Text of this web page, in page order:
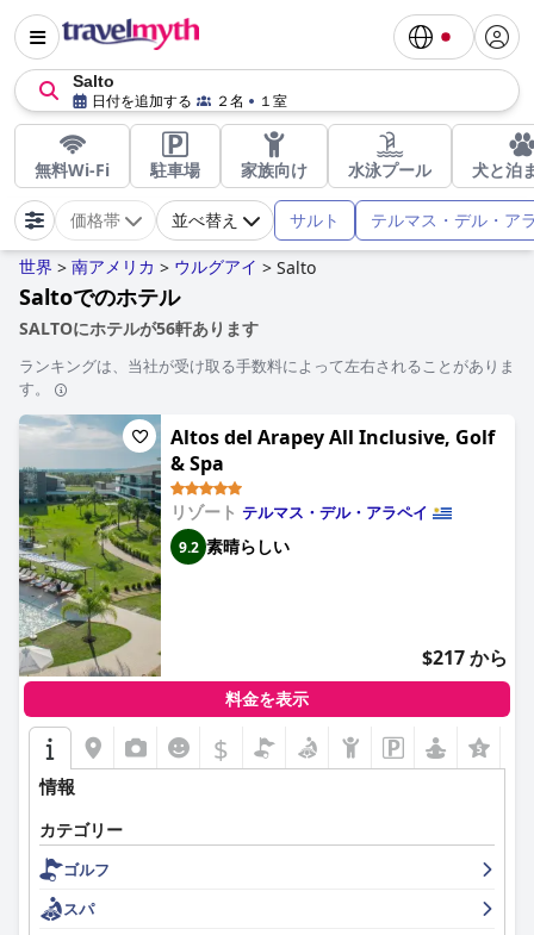
Salto
日付を追加する ２名 １室
無料Wi-Fi 駐車場 家族向け 水泳プール 犬と泊
価格帯 並べ替え サルト テルマス・デル・ア
世界 > 南アメリカ > ウルグアイ > Salto
Saltoでのホテル
SALTOにホテルが56軒あります
ランキングは、当社が受け取る手数料によって左右されることがありま
す。
Altos del Arapey All Inclusive, Golf
& Spa
リゾート テルマス・デル・アラペイ
9.2 素晴らしい
$217 から
料金を表示
$
情報
カテゴリー
ゴルフ
スパ